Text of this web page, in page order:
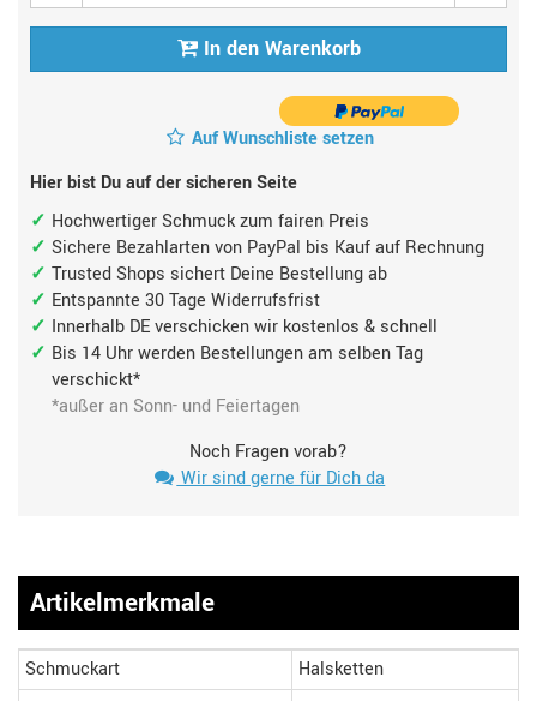
In den Warenkorb
Auf Wunschliste setzen
Hier bist Du auf der sicheren Seite
Hochwertiger Schmuck zum fairen Preis
Sichere Bezahlarten von PayPal bis Kauf auf Rechnung
Trusted Shops sichert Deine Bestellung ab
Entspannte 30 Tage Widerrufsfrist
Innerhalb DE verschicken wir kostenlos & schnell
Bis 14 Uhr werden Bestellungen am selben Tag
verschickt*
*außer an Sonn- und Feiertagen
Noch Fragen vorab?
Wir sind gerne für Dich da
Artikelmerkmale
Schmuckart
Halsketten